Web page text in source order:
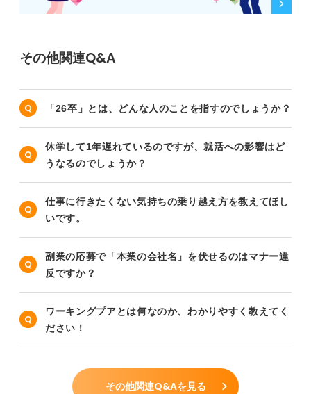
その他関連Q&A
「26卒」とは、どんな人のことを指すのでしょうか？
休学して1年遅れているのですが、就活への影響はど
うなるのでしょうか？
仕事に行きたくない気持ちの乗り越え方を教えてほし
いです。
副業の応募で「本業の会社名」を伏せるのはマナー違
反ですか？
ワーキングプアとは何なのか、わかりやすく教えてく
ださい！
その他関連Q&Aを見る